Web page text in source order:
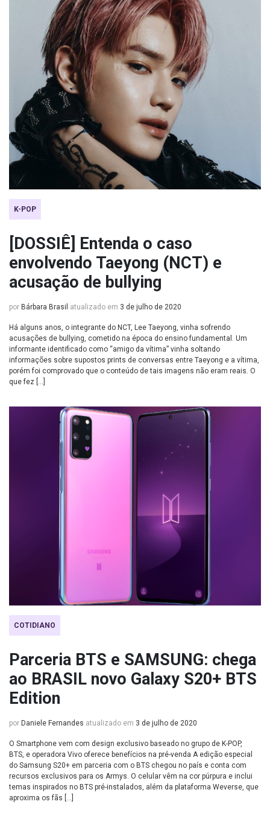
K-POP
[DOSSIÊ] Entenda o caso
envolvendo Taeyong (NCT) e
acusação de bullying
por Bárbara Brasil atualizado em 3 de julho de 2020
Há alguns anos, o integrante do NCT, Lee Taeyong, vinha sofrendo
acusações de bullying, cometido na época do ensino fundamental. Um
informante identificado como “amigo da vítima” vinha soltando
informações sobre supostos prints de conversas entre Taeyong e a vítima,
porém foi comprovado que o conteúdo de tais imagens não eram reais. O
que fez […]
COTIDIANO
Parceria BTS e SAMSUNG: chega
ao BRASIL novo Galaxy S20+ BTS
Edition
por Daniele Fernandes atualizado em 3 de julho de 2020
O Smartphone vem com design exclusivo baseado no grupo de K-POP,
BTS, e operadora Vivo oferece benefícios na pré-venda A edição especial
do Samsung S20+ em parceria com o BTS chegou no país e conta com
recursos exclusivos para os Armys. O celular vêm na cor púrpura e inclui
temas inspirados no BTS pré-instalados, além da plataforma Weverse, que
aproxima os fãs […]